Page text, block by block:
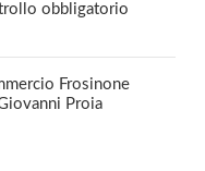
obbligatorio
Frosinone
Proia